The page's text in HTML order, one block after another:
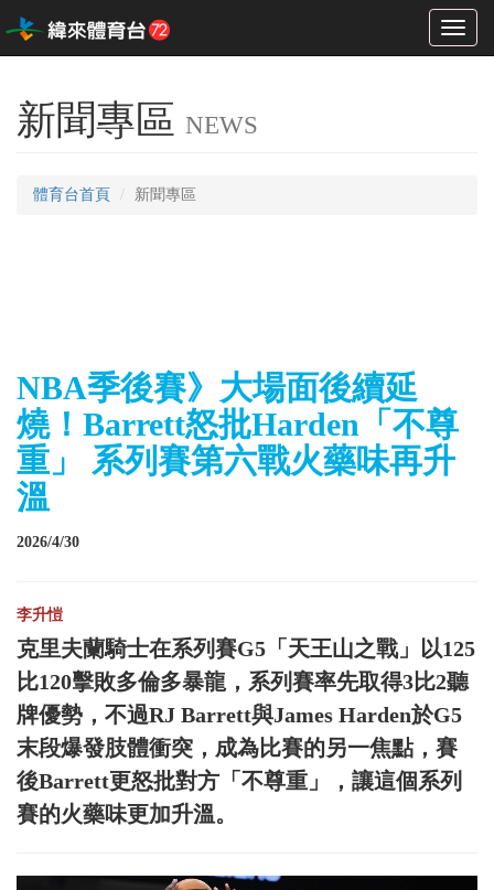
Toggle
新聞專區 NEWS
體育台首頁 新聞專區
NBA季後賽》大場面後續延
燒！Barrett怒批Harden「不尊
重」 系列賽第六戰火藥味再升
溫
2026/4/30
李升愷
克里夫蘭騎士在系列賽G5「天王山之戰」以125
比120擊敗多倫多暴龍，系列賽率先取得3比2聽
牌優勢，不過RJ Barrett與James Harden於G5
末段爆發肢體衝突，成為比賽的另一焦點，賽
後Barrett更怒批對方「不尊重」，讓這個系列
賽的火藥味更加升溫。